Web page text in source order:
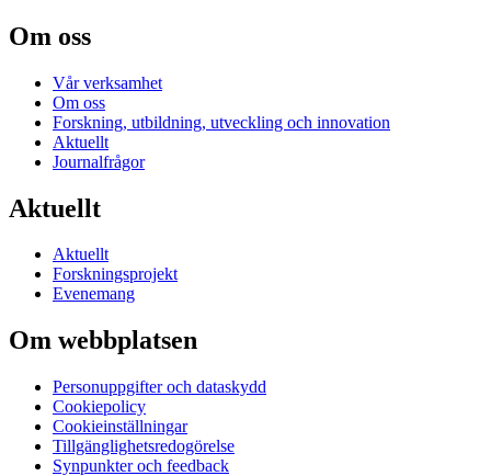
Om oss
Vår verksamhet
Om oss
Forskning, utbildning, utveckling och innovation
Aktuellt
Journalfrågor
Aktuellt
Aktuellt
Forskningsprojekt
Evenemang
Om webbplatsen
Personuppgifter och dataskydd
Cookiepolicy
Cookieinställningar
Tillgänglighetsredogörelse
Synpunkter och feedback